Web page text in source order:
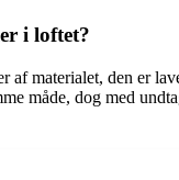
i loftet?
materialet, den er
måde, dog med